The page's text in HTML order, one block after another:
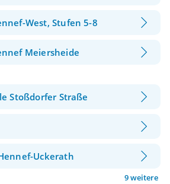
West, Stufen 5-8
Meiersheide
Stoßdorfer Straße
Uckerath
9 weitere